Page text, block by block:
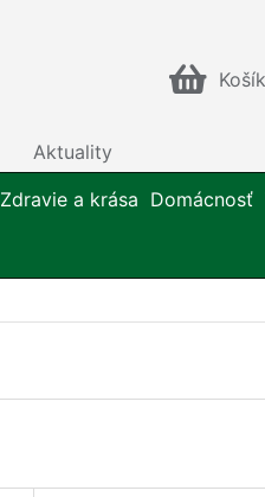
Aktuality
Zdravie a krása Domácnosť